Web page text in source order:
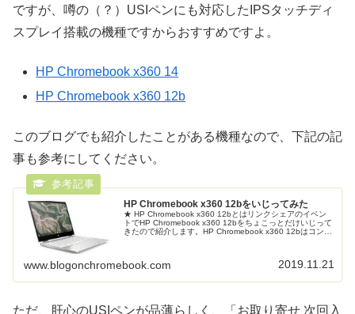
ですが、噂の（？）USIペンにも対応したIPSタッチディ
スプレイ搭載の機種ですからおすすめですよ。
HP Chromebook x360 14
HP Chromebook x360 12b
このブログでも紹介したことがある機種なので、下記の記
事も参考にしてください。
HP Chromebook x360 12bをいじってみた
★ HP Chromebook x360 12bとはリンクシェアのイベン
トでHP Chromebook x360 12bをちょこっとだけいじって
きたので紹介します。HP Chromebook x360 12bはコンバ
www.blogonchromebook.com 2019.11.21
ただ、肝心のUSIペンが品薄らしく、「お取り寄せ 次回入